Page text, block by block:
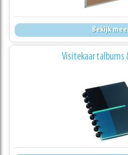
Bekijk
Visitekaartalbums